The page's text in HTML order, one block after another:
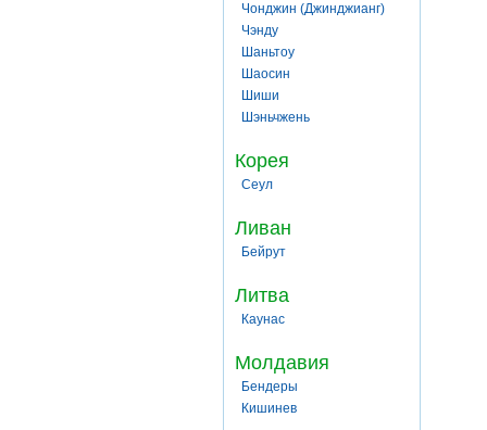
Чонджин (Джинджианг)
Чэнду
Шаньтоу
Шаосин
Шиши
Шэньчжень
Корея
Сеул
Ливан
Бейрут
Литва
Каунас
Молдавия
Бендеры
Кишинев